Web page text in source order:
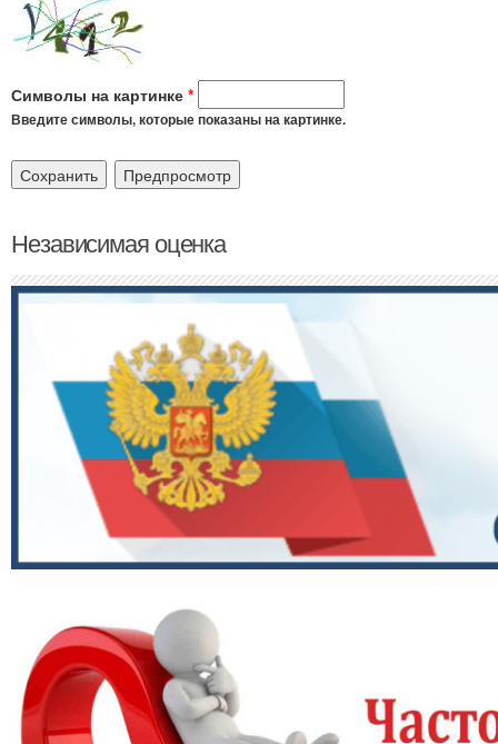
Символы на картинке *
Введите символы, которые показаны на картинке.
Независимая оценка